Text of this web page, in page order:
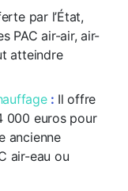
par l’État,
PAC air-air, air-
atteindre
: Il offre
000 euros pour
ancienne
air-eau ou